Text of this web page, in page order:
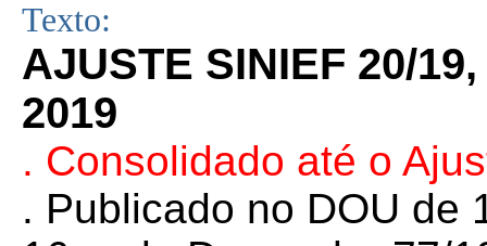
Texto:
AJUSTE SINIEF 20/
2019
. Consolidado até o
. Publicado no DOU de